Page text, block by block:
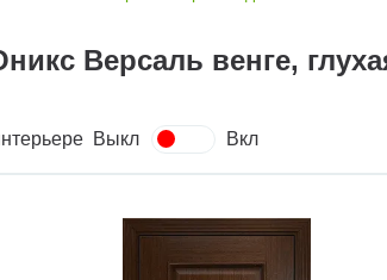
Версаль венге,
Выкл Вкл